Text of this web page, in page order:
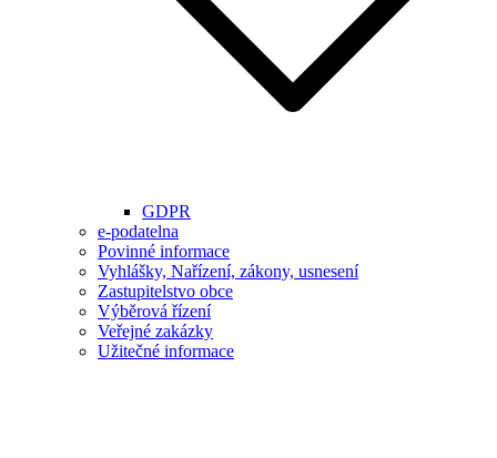
GDPR
e-podatelna
Povinné informace
Vyhlášky, Nařízení, zákony, usnesení
Zastupitelstvo obce
Výběrová řízení
Veřejné zakázky
Užitečné informace